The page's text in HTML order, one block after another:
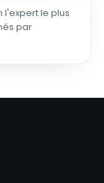
l'expert le plus
par